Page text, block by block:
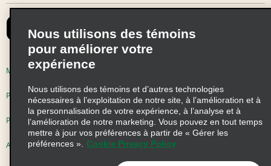
Emerald Club se connecter
Emerald Club S'inscrire
Emerald Club Avantages
Emerald Club Services
Abonnement aux courriels
Responsabilité sociale
Occasions de franchise mondiales
Perspectives de carrière
Modalités d'utilisation
Politique sur les fichiers témoins
Pluriannuel d'accessibilité Choix de confidentialité
AdChoices
Nous utilisons des témoins
pour améliorer votre
expérience
Nous utilisons des témoins et d’autres technologies
nécessaires à l’exploitation de notre site, à l’amélioration et à
la personnalisation de votre expérience, à l’analyse et à
l’amélioration de notre marketing. Vous pouvez en tout temps
mettre à jour vos préférences à partir de « Gérer les
préférences ».
Cookie Privacy Policy